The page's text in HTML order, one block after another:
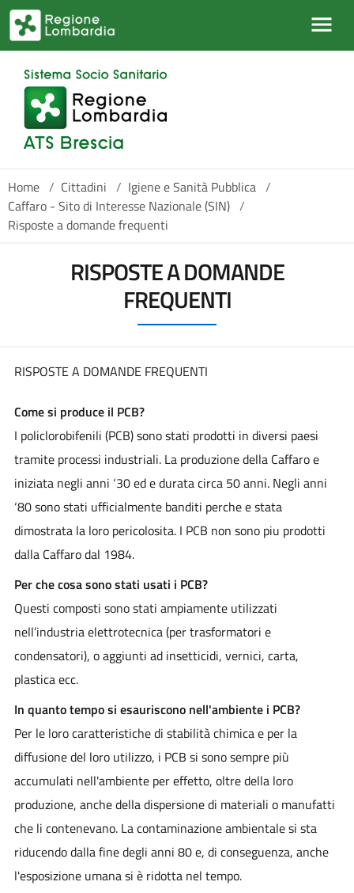
Salta al contenuto principale
Home / Cittadini / Igiene e Sanità Pubblica /
Caffaro - Sito di Interesse Nazionale (SIN) /
Risposte a domande frequenti
RISPOSTE A DOMANDE
FREQUENTI
RISPOSTE A DOMANDE FREQUENTI
Come si produce il PCB?
I policlorobifenili (PCB) sono stati prodotti in diversi paesi
tramite processi industriali. La produzione della Caffaro e
iniziata negli anni ‘30 ed e durata circa 50 anni. Negli anni
‘80 sono stati ufficialmente banditi perche e stata
dimostrata la loro pericolosita. I PCB non sono piu prodotti
dalla Caffaro dal 1984.
Per che cosa sono stati usati i PCB?
Questi composti sono stati ampiamente utilizzati
nell’industria elettrotecnica (per trasformatori e
condensatori), o aggiunti ad insetticidi, vernici, carta,
plastica ecc.
In quanto tempo si esauriscono nell'ambiente i PCB?
Per le loro caratteristiche di stabilità chimica e per la
diffusione del loro utilizzo, i PCB si sono sempre più
accumulati nell'ambiente per effetto, oltre della loro
produzione, anche della dispersione di materiali o manufatti
che li contenevano. La contaminazione ambientale si sta
riducendo dalla fine degli anni 80 e, di conseguenza, anche
l'esposizione umana si è ridotta nel tempo.